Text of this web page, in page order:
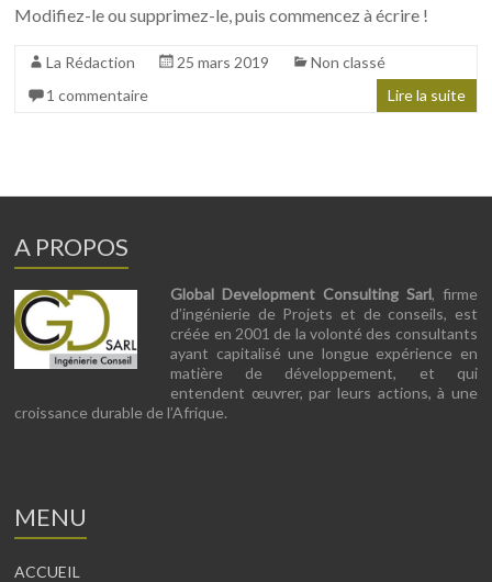
Modifiez-le ou supprimez-le, puis commencez à écrire !
La Rédaction 25 mars 2019
Non classé
1 commentaire
Lire la suite
A PROPOS
Global Development Consulting Sarl, firme
d’ingénierie de Projets et de conseils, est
créée en 2001 de la volonté des consultants
ayant capitalisé une longue expérience en
matière de développement, et qui
entendent œuvrer, par leurs actions, à une
croissance durable de l’Afrique.
MENU
ACCUEIL